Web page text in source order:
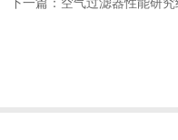
下一篇：空气过滤器性能研